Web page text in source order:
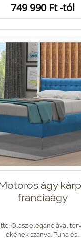
749 990 Ft -tól
ágy
franciaágy
Olasz eleganciával
ékének szánva. Puha és...